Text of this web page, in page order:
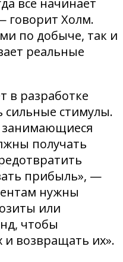
все начинает
говорит Холм.
по добыче, так и
реальные
в разработке
сильные стимулы.
получать
прибыль», —
нужны
или
чтобы
и ​​возвращать их».